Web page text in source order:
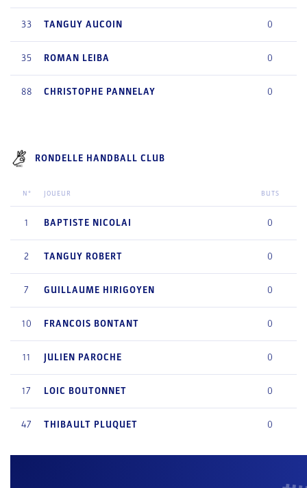
33 TANGUY AUCOIN 0
35 ROMAN LEIBA 0
88 CHRISTOPHE PANNELAY 0
RONDELLE HANDBALL CLUB
N° JOUEUR BUTS
1 BAPTISTE NICOLAI 0
2 TANGUY ROBERT 0
7 GUILLAUME HIRIGOYEN 0
10 FRANCOIS BONTANT 0
11 JULIEN PAROCHE 0
17 LOIC BOUTONNET 0
47 THIBAULT PLUQUET 0